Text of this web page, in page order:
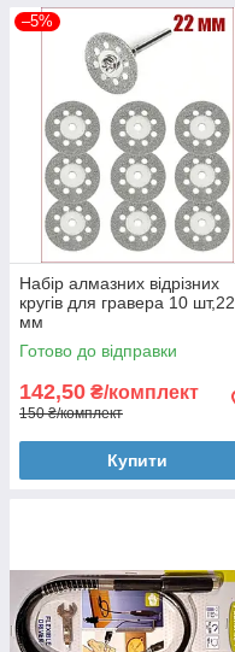
–5%
Набір алмазних відрізних
кругів для гравера 10 шт,22
мм
Готово до відправки
142,50 ₴/комплект
150 ₴/комплект
Купити